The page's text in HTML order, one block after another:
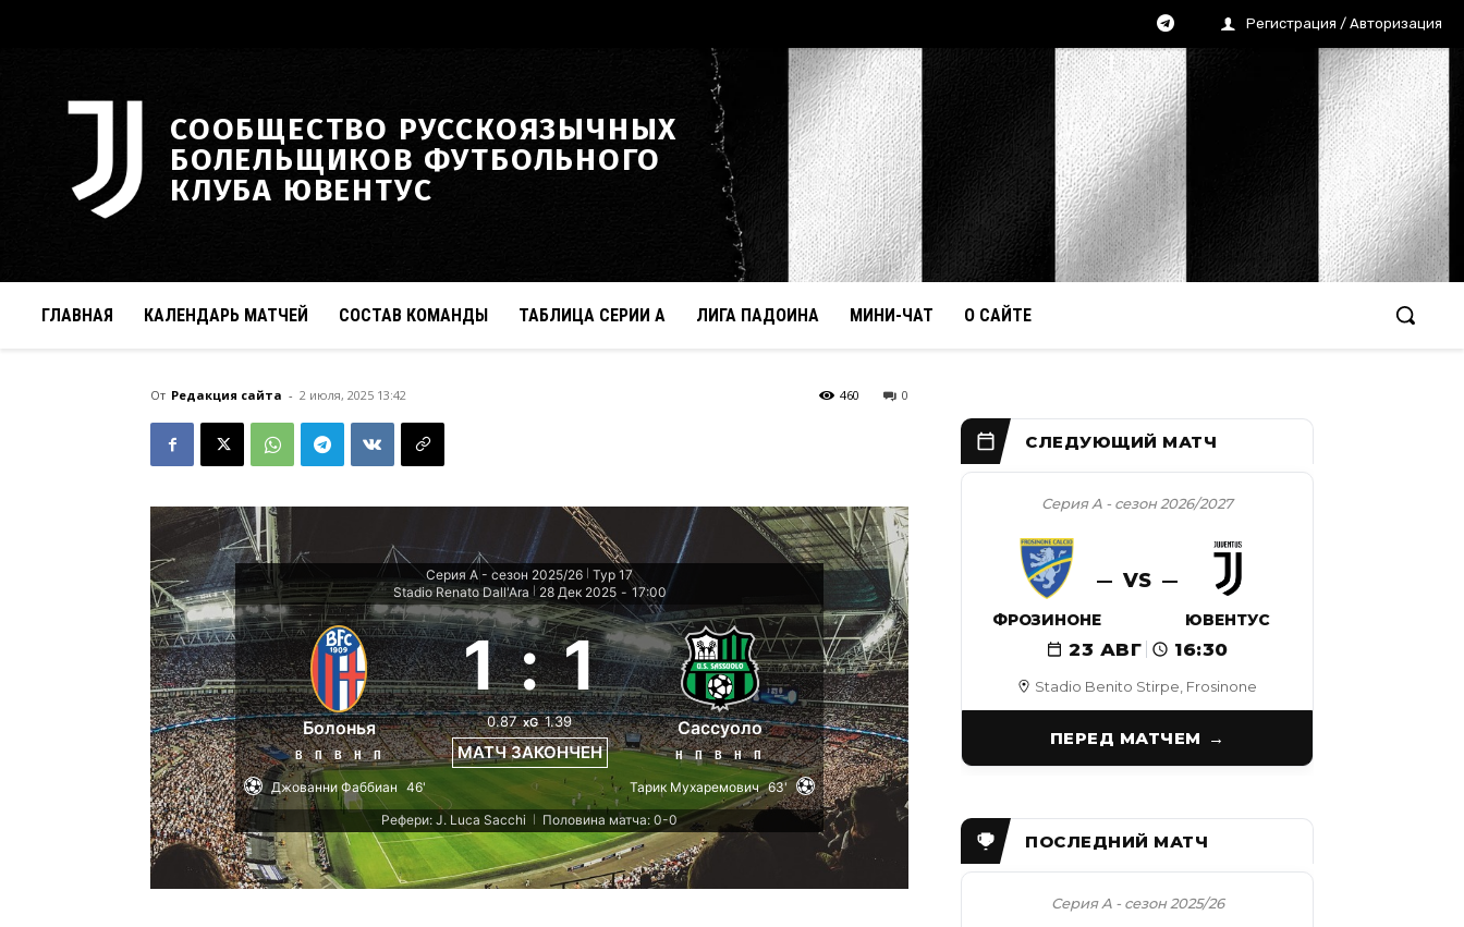
Регистрация / Авторизация
СООБЩЕСТВО РУССКОЯЗЫЧНЫХ
БОЛЕЛЬЩИКОВ ФУТБОЛЬНОГО
КЛУБА ЮВЕНТУС
ГЛАВНАЯ КАЛЕНДАРЬ МАТЧЕЙ СОСТАВ КОМАНДЫ ТАБЛИЦА СЕРИИ А ЛИГА ПАДОИНА МИНИ-ЧАТ О САЙТЕ
От Редакция сайта - 2 июля, 2025 13:42 0
460
Серия А - сезон 2025/26 Тур 17
Stadio Renato Dall'Ara
28 Дек 2025 - 17:00
Болонья
В П В Н П
1 : 1
0.87 xG 1.39
МАТЧ ЗАКОНЧЕН
Сассуоло
Н П В Н П
Джованни Фаббиан 46' Тарик Мухаремович 63'
Рефери: J. Luca Sacchi
Половина матча: 0-0
Stadio Benito Stirpe, Frosinone
Серия А - сезон 2026/2027
ФРОЗИНОНЕ
VS
ЮВЕНТУС
23 АВГ 16:30
ПЕРЕД МАТЧЕМ
Серия А - сезон 2025/26